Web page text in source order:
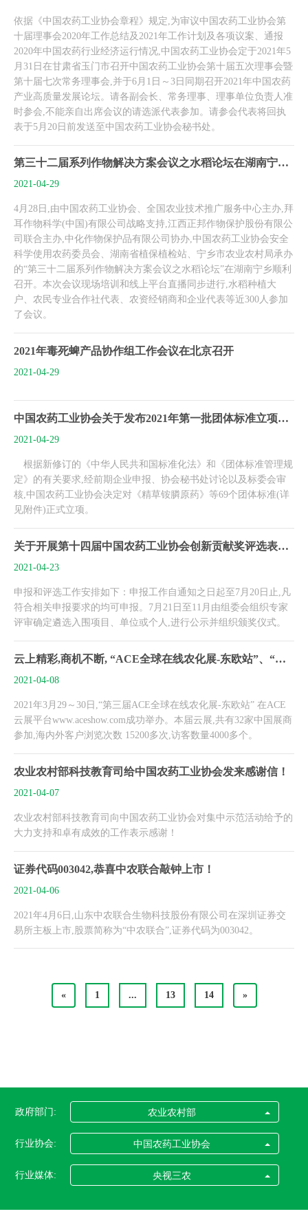
依据《中国农药工业协会章程》规定,为审议中国农药工业协会第
十届理事会2020年工作总结及2021年工作计划及各项议案、通报
2020年中国农药行业经济运行情况,中国农药工业协会定于2021年5
月31日在甘肃省玉门市召开中国农药工业协会第十届五次理事会暨
第十届七次常务理事会,并于6月1日～3日同期召开2021年中国农药
产业高质量发展论坛。请各副会长、常务理事、理事单位负责人准
时参会,不能亲自出席会议的请选派代表参加。请参会代表将回执
表于5月20日前发送至中国农药工业协会秘书处。
第三十二届系列作物解决方案会议之水稻论坛在湖南宁乡顺利召开
2021-04-29
4月28日,由中国农药工业协会、全国农业技术推广服务中心主办,拜
耳作物科学(中国)有限公司战略支持,江西正邦作物保护股份有限公
司联合主办,中化作物保护品有限公司协办,中国农药工业协会安全
科学使用农药委员会、湖南省植保植检站、宁乡市农业农村局承办
的“第三十二届系列作物解决方案会议之水稻论坛”在湖南宁乡顺利
召开。本次会议现场培训和线上平台直播同步进行,水稻种植大
户、农民专业合作社代表、农资经销商和企业代表等近300人参加
了会议。
2021年毒死蜱产品协作组工作会议在北京召开
2021-04-29
中国农药工业协会关于发布2021年第一批团体标准立项公告的通知
2021-04-29
根据新修订的《中华人民共和国标准化法》和《团体标准管理规
定》的有关要求,经前期企业申报、协会秘书处讨论以及标委会审
核,中国农药工业协会决定对《精草铵膦原药》等69个团体标准(详
见附件)正式立项。
关于开展第十四届中国农药工业协会创新贡献奖评选表彰活动的通知
2021-04-23
申报和评选工作安排如下：申报工作自通知之日起至7月20日止,凡
符合相关申报要求的均可申报。7月21日至11月由组委会组织专家
评审确定遴选入围项目、单位或个人,进行公示并组织颁奖仪式。
云上精彩,商机不断, “ACE全球在线农化展-东欧站”、“中俄农化贸易对接会”圆满落幕
2021-04-08
2021年3月29～30日,“第三届ACE全球在线农化展-东欧站” 在ACE
云展平台www.aceshow.com成功举办。本届云展,共有32家中国展商
参加,海内外客户浏览次数 15200多次,访客数量4000多个。
农业农村部科技教育司给中国农药工业协会发来感谢信！
2021-04-07
农业农村部科技教育司向中国农药工业协会对集中示范活动给予的
大力支持和卓有成效的工作表示感谢！
证券代码003042,恭喜中农联合敲钟上市！
2021-04-06
2021年4月6日,山东中农联合生物科技股份有限公司在深圳证券交
易所主板上市,股票简称为“中农联合”,证券代码为003042。
« 1 ... 13 14 »
政府部门: 农业农村部
行业协会: 中国农药工业协会
行业媒体: 央视三农